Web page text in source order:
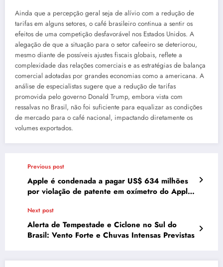
Ainda que a percepção geral seja de alívio com a redução de
tarifas em alguns setores, o café brasileiro continua a sentir os
efeitos de uma competição desfavorável nos Estados Unidos. A
alegação de que a situação para o setor cafeeiro se deteriorou,
mesmo diante de possíveis ajustes fiscais globais, reflete a
complexidade das relações comerciais e as estratégias de balança
comercial adotadas por grandes economias como a americana. A
análise de especialistas sugere que a redução de tarifas
promovida pelo governo Donald Trump, embora vista com
ressalvas no Brasil, não foi suficiente para equalizar as condições
de mercado para o café nacional, impactando diretamente os
volumes exportados.
Previous post
Apple é condenada a pagar US$ 634 milhões
por violação de patente em oxímetro do Apple
Next post
Alerta de Tempestade e Ciclone no Sul do
Brasil: Vento Forte e Chuvas Intensas Previstas